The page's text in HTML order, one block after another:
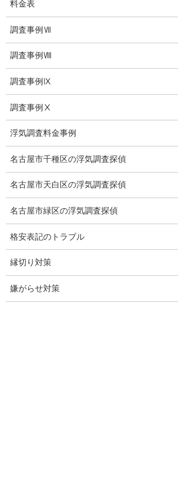
電磁波とは
ストーカー調査
待ち伏せ
集団ストーカー
GPS発見調査
盗難車両調査
盗撮犯防止対策調査
痴漢防止対策調査
下着窃盗犯防止対策調査
猫犬の捜索
料金表
調査事例Ⅶ
調査事例Ⅷ
調査事例Ⅸ
調査事例Ⅹ
浮気調査料金事例
名古屋市千種区の浮気調査探偵
名古屋市天白区の浮気調査探偵
名古屋市緑区の浮気調査探偵
格安表記のトラブル
縁切り対策
嫌がらせ対策